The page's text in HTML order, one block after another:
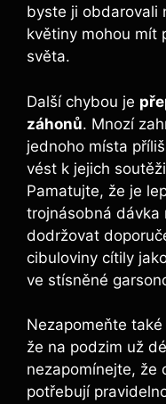
byste ji obdarovali
květiny mohou mít
světa.
Další chybou je
záhonů. Mnozí
jednoho místa
vést k jejich
Pamatujte, že je
trojnásobná dávka
dodržovat
cibuloviny cítily
ve stísněné
Nezapomeňte také
že na podzim už
nezapomínejte, že
potřebují